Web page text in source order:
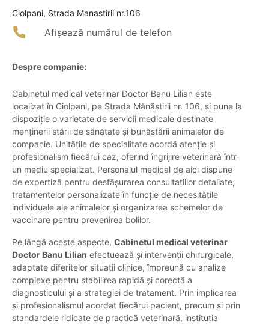
Ciolpani, Strada Manastirii nr.106
Afișează numărul de telefon
Despre companie:
Cabinetul medical veterinar Doctor Banu Lilian este
localizat în Ciolpani, pe Strada Mănăstirii nr. 106, și pune la
dispoziție o varietate de servicii medicale destinate
menținerii stării de sănătate și bunăstării animalelor de
companie. Unitățile de specialitate acordă atenție și
profesionalism fiecărui caz, oferind îngrijire veterinară într-
un mediu specializat. Personalul medical de aici dispune
de expertiză pentru desfășurarea consultațiilor detaliate,
tratamentelor personalizate în funcție de necesitățile
individuale ale animalelor și organizarea schemelor de
vaccinare pentru prevenirea bolilor.
Pe lângă aceste aspecte, Cabinetul medical veterinar
Doctor Banu Lilian efectuează și intervenții chirurgicale,
adaptate diferitelor situații clinice, împreună cu analize
complexe pentru stabilirea rapidă și corectă a
diagnosticului și a strategiei de tratament. Prin implicarea
și profesionalismul acordat fiecărui pacient, precum și prin
standardele ridicate de practică veterinară, instituția